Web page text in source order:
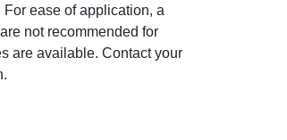
ease of application, a
not recommended for
are available. Contact your